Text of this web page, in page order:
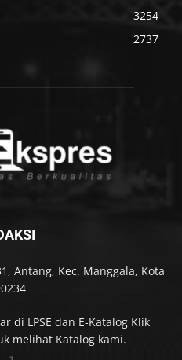
3254
2737
Antang, Kec. Manggala, Kota
di LPSE dan E-Katalog Klik
melihat Katalog kami.